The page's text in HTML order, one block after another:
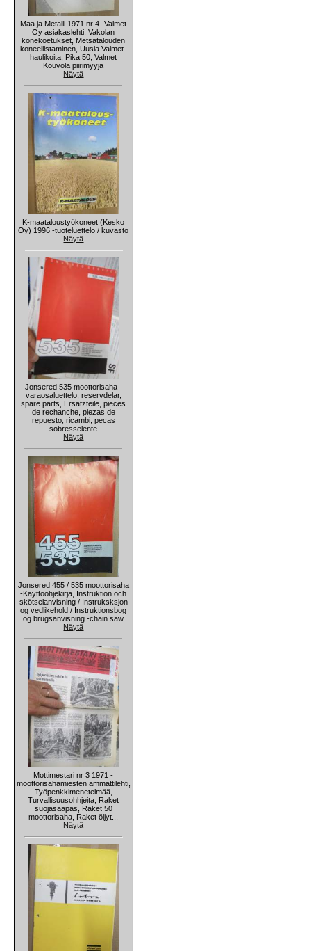
Maa ja Metalli 1971 nr 4 -Valmet
Oy asiakaslehti, Vakolan
konekoetukset, Metsätalouden
koneellistaminen, Uusia Valmet-
haulikoita, Pika 50, Valmet
Kouvola piirimyyjä
Näytä
K-maataloustyökoneet (Kesko
Oy) 1996 -tuoteluettelo / kuvasto
Näytä
Jonsered 535 moottorisaha -
varaosaluettelo, reservdelar,
spare parts, Ersatzteile, pieces
de rechanche, piezas de
repuesto, ricambi, pecas
sobresselente
Näytä
Jonsered 455 / 535 moottorisaha
-Käyttöohjekirja, Instruktion och
skötselanvisning / Instruksksjon
og vedlikehold / Instruktionsbog
og brugsanvisning -chain saw
Näytä
Mottimestari nr 3 1971 -
moottorisahamiesten ammattilehti,
Työpenkkimenetelmää,
Turvallisuusohhjeita, Raket
suojasaapas, Raket 50
moottorisaha, Raket öljyt...
Näytä